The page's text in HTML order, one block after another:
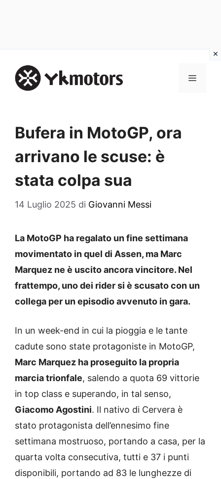
contenuto
MENU
Bufera in MotoGP, ora
arrivano le scuse: è
stata colpa sua
14 Luglio 2025 di Giovanni Messi
La MotoGP ha regalato un fine settimana
movimentato in quel di Assen, ma Marc
Marquez ne è uscito ancora vincitore. Nel
frattempo, uno dei rider si è scusato con un
collega per un episodio avvenuto in gara.
In un week-end in cui la pioggia e le tante
cadute sono state protagoniste in MotoGP,
Marc Marquez ha proseguito la propria
marcia trionfale, salendo a quota 69 vittorie
in top class e superando, in tal senso,
Giacomo Agostini. Il nativo di Cervera è
stato protagonista dell’ennesimo fine
settimana mostruoso, portando a casa, per la
quarta volta consecutiva, tutti e 37 i punti
disponibili, portando ad 83 le lunghezze di